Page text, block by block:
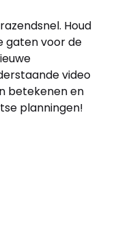
Houd
gaten voor de
video
betekenen en
planningen!